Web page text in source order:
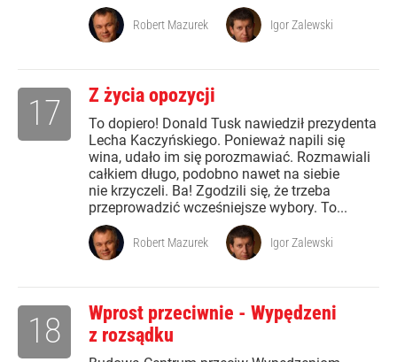
Robert Mazurek Igor Zalewski
Z życia opozycji
To dopiero! Donald Tusk nawiedził prezydenta
Lecha Kaczyńskiego. Ponieważ napili się
wina, udało im się porozmawiać. Rozmawiali
całkiem długo, podobno nawet na siebie
nie krzyczeli. Ba! Zgodzili się, że trzeba
przeprowadzić wcześniejsze wybory. To...
17
Robert Mazurek Igor Zalewski
Wprost przeciwnie - Wypędzeni
z rozsądku
18